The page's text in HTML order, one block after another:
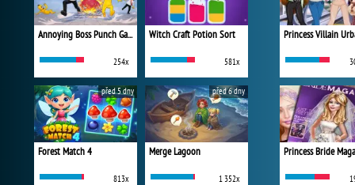
Annoying Boss Punch Game
254x
Witch Craft Potion Sort
581x
Forest Match 4
813x
před 5 dny
Merge Lagoon
1 352x
před 6 dny
Princess Bride